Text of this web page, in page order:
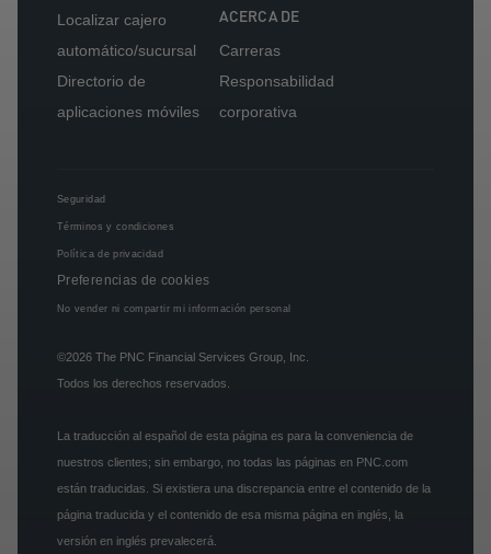
Localizar cajero
automático/sucursal
Directorio de
aplicaciones móviles
ACERCA DE
Carreras
Responsabilidad
corporativa
Seguridad
Términos y condiciones
Política de privacidad
Preferencias de cookies
No vender ni compartir mi información personal
©2026 The PNC Financial Services Group, Inc.
Todos los derechos reservados.
La traducción al español de esta página es para la conveniencia de
nuestros clientes; sin embargo, no todas las páginas en PNC.com
están traducidas. Si existiera una discrepancia entre el contenido de la
página traducida y el contenido de esa misma página en inglés, la
versión en inglés prevalecerá.